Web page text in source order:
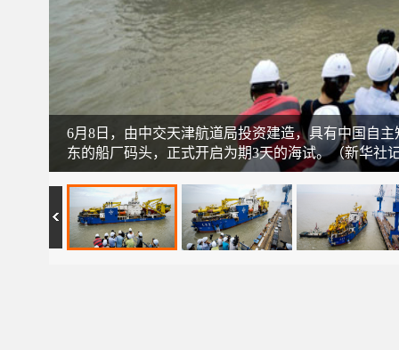
6月8日，由中交天津航道局投资建造，具有中国自
东的船厂码头，正式开启为期3天的海试。（新华社